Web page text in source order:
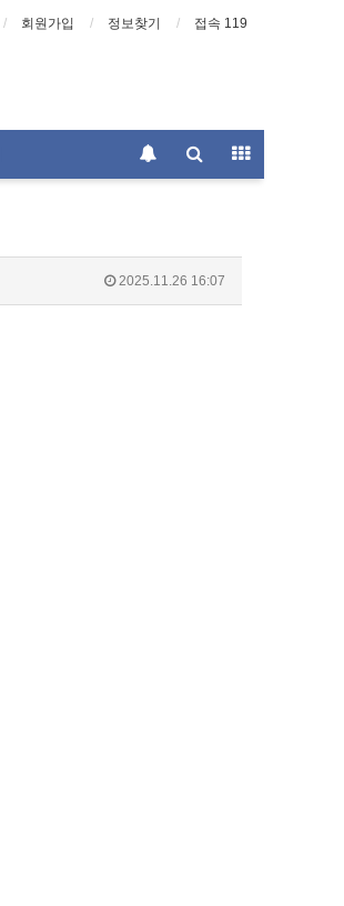
회원가입 정보찾기 접속 119
2025.11.26 16:07